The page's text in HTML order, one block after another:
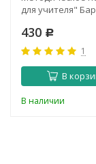
для учителя"
430 Р
1
В
В наличии